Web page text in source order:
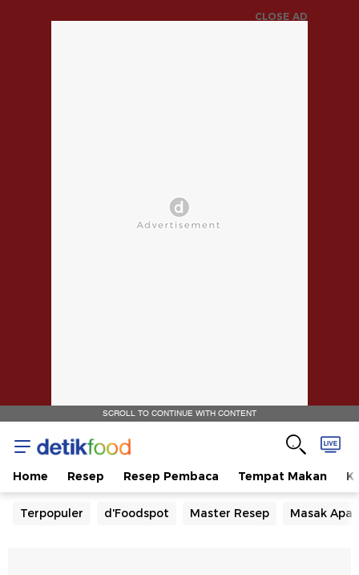
CLOSE AD
SCROLL TO CONTINUE WITH CONTENT
Home Resep Resep Pembaca Tempat Makan
Terpopuler d'Foodspot Master Resep Masak Apa